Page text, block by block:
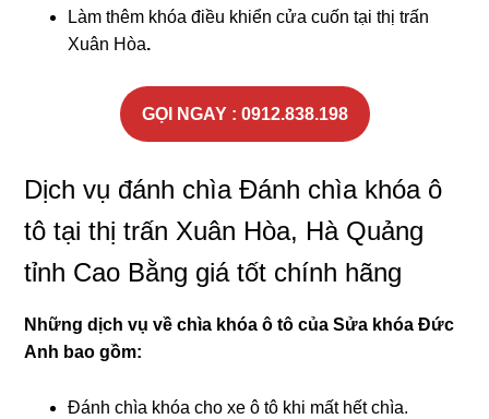
Làm thêm khóa điều khiển cửa cuốn tại thị trấn
Xuân Hòa.
GỌI NGAY : 0912.838.198
Dịch vụ đánh chìa Đánh chìa khóa ô
tô tại thị trấn Xuân Hòa, Hà Quảng
tỉnh Cao Bằng giá tốt chính hãng
Những dịch vụ về chìa khóa ô tô của Sửa khóa Đức
Anh bao gồm:
Đánh chìa khóa cho xe ô tô khi mất hết chìa.